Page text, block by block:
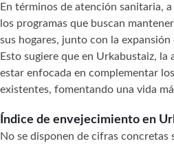
En términos de atención sanitaria,
los programas que buscan
sus hogares, junto con la
Esto sugiere que en Urkabustaiz, la
estar enfocada en complementar
existentes, fomentando una vida
Índice de envejecimiento en
No se disponen de cifras concretas